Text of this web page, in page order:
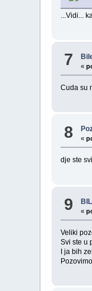
...Vidi...
7 «
Cuda su
8 «
dje ste
9 «
Veliki
Svi ste u
I ja bih